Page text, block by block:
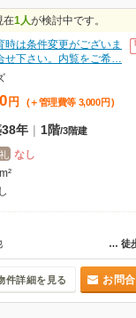
在1人が検討中です。
時は条件変更がございま
せ下さい。内覧をご希…
円 (＋管理費等 3,000 円 )
年 | 1階/3階建
礼 なし
… 徒
件詳細を見る お問